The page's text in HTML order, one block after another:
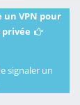
VPN pour
signaler un